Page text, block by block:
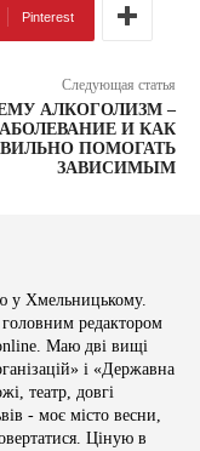
Pinterest
Следующая статья
АЛКОГОЛИЗМ –
И КАК
ПОМОГАТЬ
ЗАВИСИМЫМ
у Хмельницькому.
редактором
Маю дві вищі
і «Державна
театр, довгі
- моє місто весни,
Ціную в